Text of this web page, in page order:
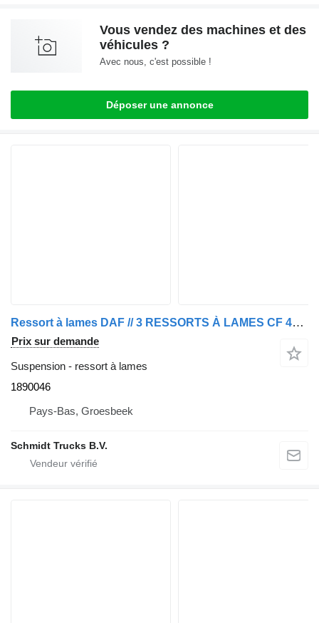
Vous vendez des machines et des
véhicules ?
Avec nous, c'est possible !
Déposer une annonce
Ressort à lames DAF // 3 RESSORTS À LAMES CF 450 EURO 6 MODÈLE 2021 1890046 pour camion
Prix sur demande
Suspension - ressort à lames
1890046
Pays-Bas, Groesbeek
Schmidt Trucks B.V.